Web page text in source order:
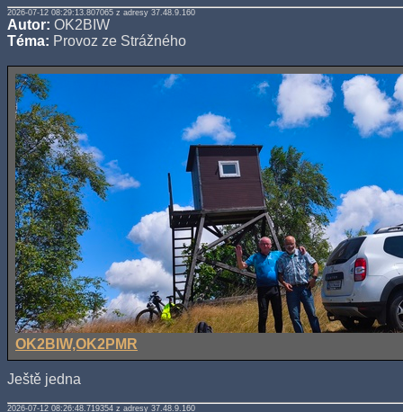
2026-07-12 08:29:13.807065 z adresy 37.48.9.160
Autor: OK2BIW
Téma: Provoz ze Strážného
OK2BIW,OK2PMR
Ještě jedna
2026-07-12 08:26:48.719354 z adresy 37.48.9.160